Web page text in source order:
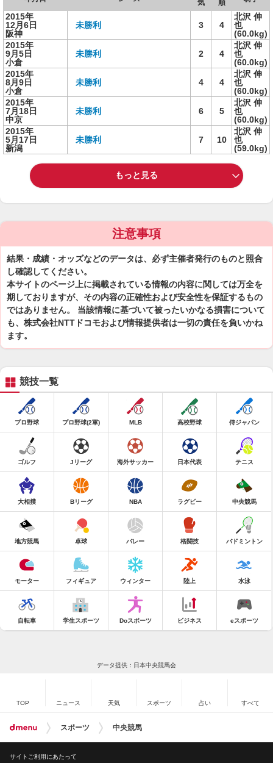
気
順
2015年
12月6日
阪神
未勝利 3 4
北沢 伸
也
(60.0kg)
2015年
9月5日
小倉
未勝利 2 4
北沢 伸
也
(60.0kg)
2015年
8月9日
小倉
未勝利 4 4
北沢 伸
也
(60.0kg)
2015年
7月18日
中京
未勝利 6 5
北沢 伸
也
(60.0kg)
2015年
5月17日
新潟
未勝利 7 10
北沢 伸
也
(59.0kg)
もっと見る
注意事項
結果・成績・オッズなどのデータは、必ず主催者発行のものと照合
し確認してください。
本サイトのページ上に掲載されている情報の内容に関しては万全を
期しておりますが、その内容の正確性および安全性を保証するもの
ではありません。 当該情報に基づいて被ったいかなる損害について
も、株式会社NTTドコモおよび情報提供者は一切の責任を負いかね
ます。
競技一覧
プロ野球 プロ野球(2軍) MLB 高校野球 侍ジャパン
ゴルフ Jリーグ 海外サッカー 日本代表 テニス
大相撲 Bリーグ NBA ラグビー 中央競馬
地方競馬 卓球 バレー 格闘技 バドミントン
モーター フィギュア ウィンター 陸上 水泳
自転車 学生スポーツ Doスポーツ ビジネス eスポーツ
データ提供：日本中央競馬会
TOP ニュース 天気 スポーツ 占い すべて
スポーツ 中央競馬
サイトご利用にあたって